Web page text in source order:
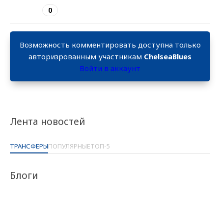
Лента новостей
ТРАНСФЕРЫПОПУЛЯРНЫЕТОП-5
Блоги
0
Возможность комментировать доступна только
авторизрованным участникам ChelseaBlues
Войти в аккаунт